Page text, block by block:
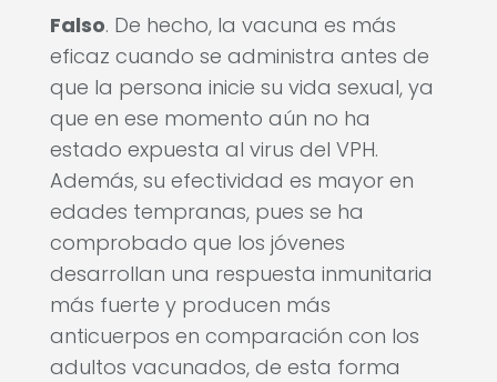
Falso. De hecho, la vacuna es más
eficaz cuando se administra antes de
que la persona inicie su vida sexual, ya
que en ese momento aún no ha
estado expuesta al virus del VPH.
Además, su efectividad es mayor en
edades tempranas, pues se ha
comprobado que los jóvenes
desarrollan una respuesta inmunitaria
más fuerte y producen más
anticuerpos en comparación con los
adultos vacunados, de esta forma